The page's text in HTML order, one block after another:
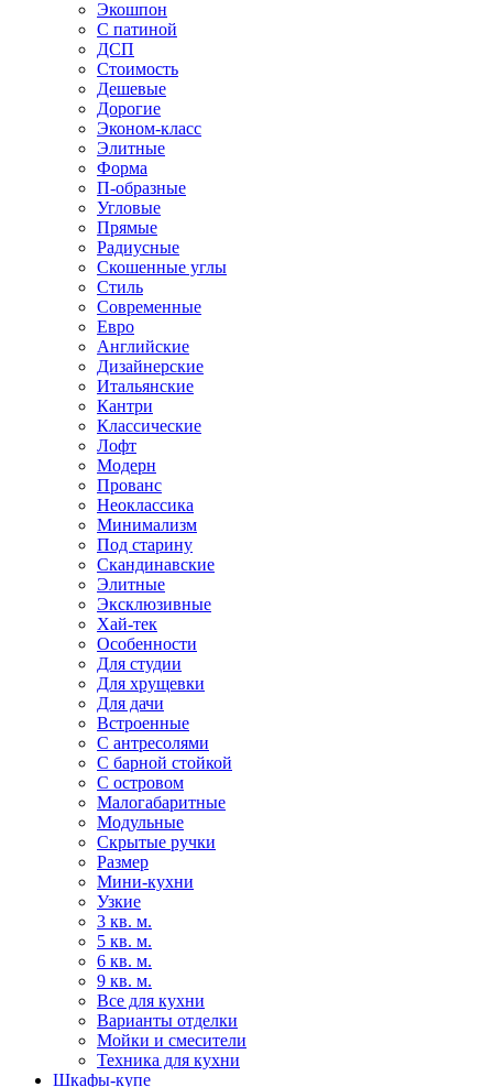
Экошпон
С патиной
ДСП
Стоимость
Дешевые
Дорогие
Эконом-класс
Элитные
Форма
П-образные
Угловые
Прямые
Радиусные
Скошенные углы
Стиль
Современные
Евро
Английские
Дизайнерские
Итальянские
Кантри
Классические
Лофт
Модерн
Прованс
Неоклассика
Минимализм
Под старину
Скандинавские
Элитные
Эксклюзивные
Хай-тек
Особенности
Для студии
Для хрущевки
Для дачи
Встроенные
С антресолями
С барной стойкой
С островом
Малогабаритные
Модульные
Скрытые ручки
Размер
Мини-кухни
Узкие
3 кв. м.
5 кв. м.
6 кв. м.
9 кв. м.
Все для кухни
Варианты отделки
Мойки и смесители
Техника для кухни
Шкафы-купе